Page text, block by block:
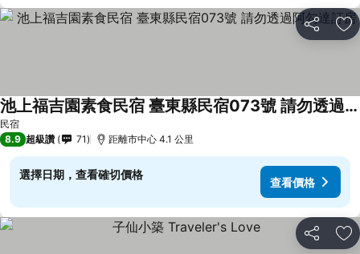
分享 加
民宿
池上福吉園素食民宿 臺東縣民宿073號 請勿透過阿勾達訂房
查看價格
8.9 超級讚 71 距離市中心 4.1 公里
選擇日期，查看確切價格
查看價格
分享 加